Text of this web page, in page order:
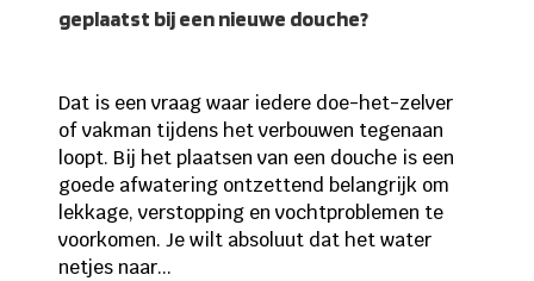
geplaatst bij een nieuwe douche?
Dat is een vraag waar iedere doe-het-zelver
of vakman tijdens het verbouwen tegenaan
loopt. Bij het plaatsen van een douche is een
goede afwatering ontzettend belangrijk om
lekkage, verstopping en vochtproblemen te
voorkomen. Je wilt absoluut dat het water
netjes naar...